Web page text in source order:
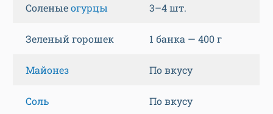
Соленыеогурцы 3–4 шт.
Зеленый горошек 1 банка — 400 г
Майонез По вкусу
Соль По вкусу